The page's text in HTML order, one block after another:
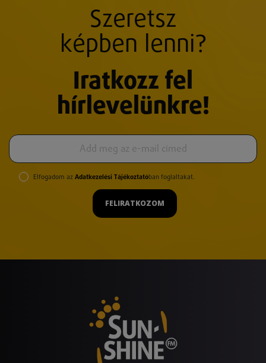
Szeretsz
képben lenni?
Iratkozz fel
hírlevelünkre!
Elfogadom az Adatkezelési Tájékoztatóban foglaltakat.
FELIRATKOZOM